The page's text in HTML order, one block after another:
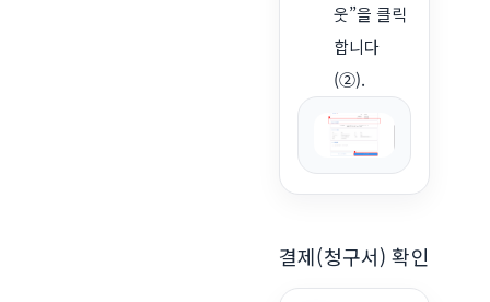
웃”을 클릭
합니다
(②).
결제(청구서) 확인